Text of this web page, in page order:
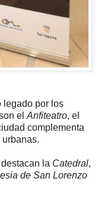
legado por los
elAnfiteatro, el
complementa
la Catedral,
de San Lorenzo